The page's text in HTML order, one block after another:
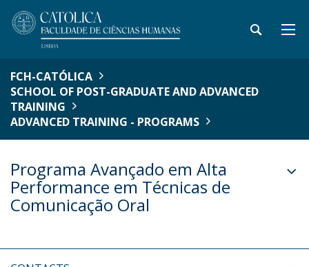
FCH-CATÓLICA
SCHOOL OF POST-GRADUATE AND ADVANCED
TRAINING
ADVANCED TRAINING - PROGRAMS
Programa Avançado em Alta
Performance em Técnicas de
Comunicação Oral